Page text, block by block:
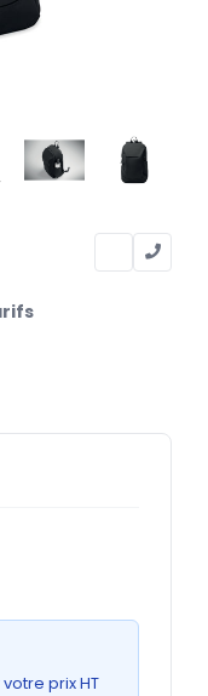
prix HT